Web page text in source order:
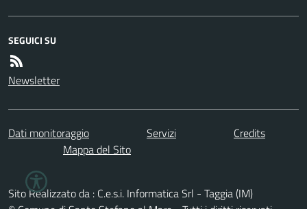
SEGUICI SU
Newsletter
Dati monitoraggio Servizi
Credits
Mappa del Sito
Sito Realizzato da : C.e.s.i. Informatica Srl - Taggia (IM)